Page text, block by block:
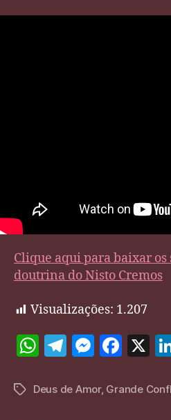
Clique aqui para baixar os
doutrina do Nisto Cremos
Visualizações: 1.207
W
at
T
e
M
se
F
c
X
TagsDeus de Amor, Grande